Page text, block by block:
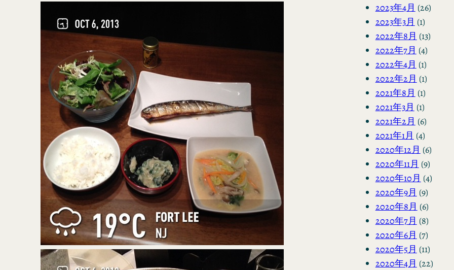
2023年4月 (26)
2023年3月 (1)
2022年8月 (13)
2022年7月 (4)
2022年4月 (1)
2022年2月 (1)
2021年8月 (1)
2021年3月 (1)
2021年2月 (6)
2021年1月 (4)
2020年12月 (6)
2020年11月 (9)
2020年10月 (4)
2020年9月 (9)
2020年8月 (6)
2020年7月 (8)
2020年6月 (7)
2020年5月 (11)
2020年4月 (22)